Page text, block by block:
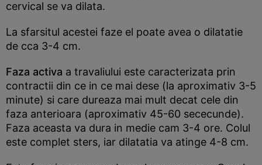
cervical se va dilata.
La sfarsitul acestei faze el poate avea o dilatatie
de cca 3-4 cm.
Faza activa a travaliului este caracterizata prin
contractii din ce in ce mai dese (la aproximativ 3-5
minute) si care dureaza mai mult decat cele din
faza anterioara (aproximativ 45-60 sececunde).
Faza aceasta va dura in medie cam 3-4 ore. Colul
este complet sters, iar dilatatia va atinge 4-8 cm.